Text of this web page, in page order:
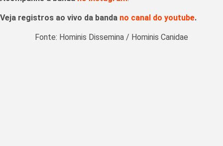
Veja registros ao vivo da banda no canal do youtube.
Fonte: Hominis Dissemina / Hominis Canidae